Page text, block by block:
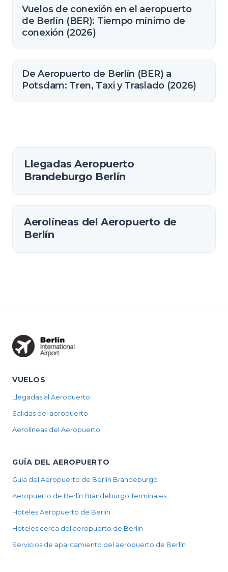
Vuelos de conexión en el aeropuerto
de Berlín (BER): Tiempo mínimo de
conexión (2026)
De Aeropuerto de Berlín (BER) a
Potsdam: Tren, Taxi y Traslado (2026)
Llegadas Aeropuerto
Brandeburgo Berlín
Aerolíneas del Aeropuerto de
Berlín
VUELOS
Llegadas al Aeropuerto
Salidas del aeropuerto
Aerolíneas del Aeropuerto
GUÍA DEL AEROPUERTO
Guía del Aeropuerto de Berlín Brandeburgo
Aeropuerto de Berlín Brandeburgo Terminales
Hoteles Aeropuerto de Berlín
Hoteles cerca del aeropuerto de Berlín
Servicios de aparcamiento del aeropuerto de Berlín